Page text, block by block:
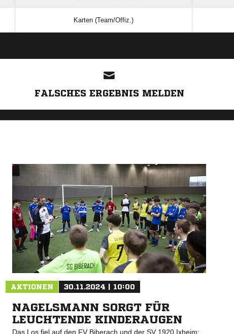
Karten (Team/Offiz.)
FALSCHES ERGEBNIS MELDEN
AKTIONEN 30.11.2024 | 10:00
NAGELSMANN SORGT FÜR
LEUCHTENDE KINDERAUGEN
Das Los fiel auf den FV Biberach und der SV 1920 Ixheim: